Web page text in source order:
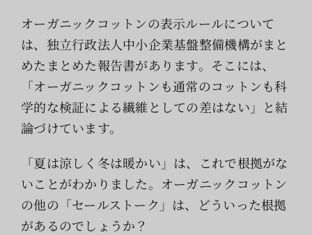
オーガニックコットンの表示ルールについて
は、独立行政法人中小企業基盤整備機構がまと
めたまとめた報告書があります。そこには、
「オーガニックコットンも通常のコットンも科
学的な検証による繊維としての差はない」と結
論づけています。
「夏は涼しく冬は暖かい」は、これで根拠がな
いことがわかりました。オーガニックコットン
の他の「セールストーク」は、どういった根拠
があるのでしょうか？